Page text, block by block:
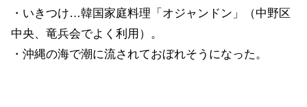
・いきつけ…韓国家庭料理「オジャンドン」（中野区
中央、竜兵会でよく利用）。
・沖縄の海で潮に流されておぼれそうになった。